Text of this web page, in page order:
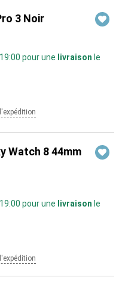
3 Noir
pour une livraison le
Watch 8 44mm
pour une livraison le